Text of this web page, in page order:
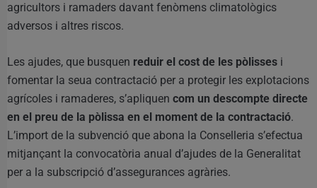
agricultors i ramaders davant fenòmens climatològics
adversos i altres riscos.
Les ajudes, que busquen reduir el cost de les pòlisses i
fomentar la seua contractació per a protegir les explotacions
agrícoles i ramaderes, s’apliquen com un descompte directe
en el preu de la pòlissa en el moment de la contractació.
L’import de la subvenció que abona la Conselleria s’efectua
mitjançant la convocatòria anual d’ajudes de la Generalitat
per a la subscripció d’assegurances agràries.